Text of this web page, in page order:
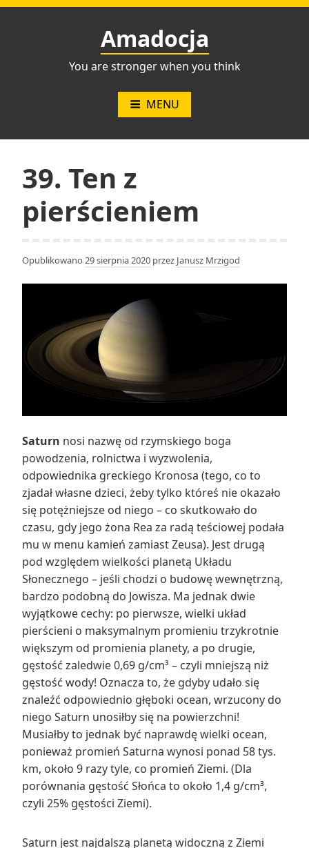
Przejdź
Amadocja
You are stronger when you think
MENU
39. Ten z
pierścieniem
Opublikowano 29 sierpnia 2020 przez Janusz Mrzigod
Saturn nosi nazwę od rzymskiego boga
powodzenia, rolnictwa i wyzwolenia,
odpowiednika greckiego Kronosa (tego, co to
zjadał własne dzieci, żeby tylko któreś nie okazało
się potężniejsze od niego – co skutkowało do
czasu, gdy jego żona Rea za radą teściowej podała
mu w menu kamień zamiast Zeusa). Jest drugą
pod względem wielkości planetą Układu
Słonecznego – jeśli chodzi o budowę wewnętrzną,
bardzo podobną do Jowisza. Ma jednak dwie
wyjątkowe cechy: po pierwsze, wielki układ
pierścieni o maksymalnym promieniu trzykrotnie
większym od promienia planety, a po drugie,
gęstość zaledwie 0,69 g/cm³ – czyli mniejszą niż
gęstość wody! Oznacza to, że gdyby udało się
znaleźć odpowiednio głęboki ocean, wrzucony do
niego Saturn unosiłby się na powierzchni!
Musiałby to jednak być naprawdę wielki ocean,
ponieważ promień Saturna wynosi ponad 58 tys.
km, około 9 razy tyle, co promień Ziemi. (Dla
porównania gęstość Słońca to około 1,4 g/cm³,
czyli 25% gęstości Ziemi).
Saturn jest najdalszą planetą widoczną z Ziemi